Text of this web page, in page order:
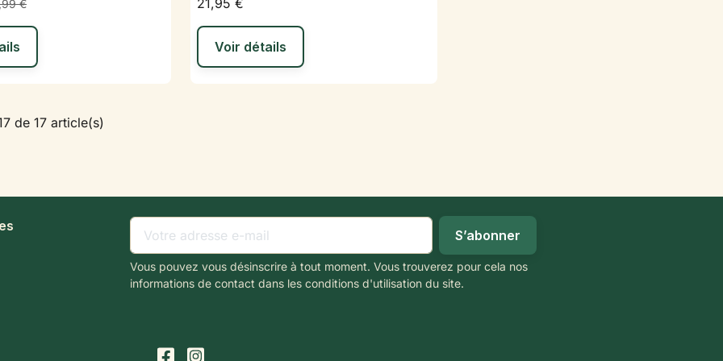
€ 21,95 €
Voir détails
de 17 article(s)
Vous pouvez vous désinscrire à tout moment. Vous trouverez pour cela nos
informations de contact dans les conditions d'utilisation du site.